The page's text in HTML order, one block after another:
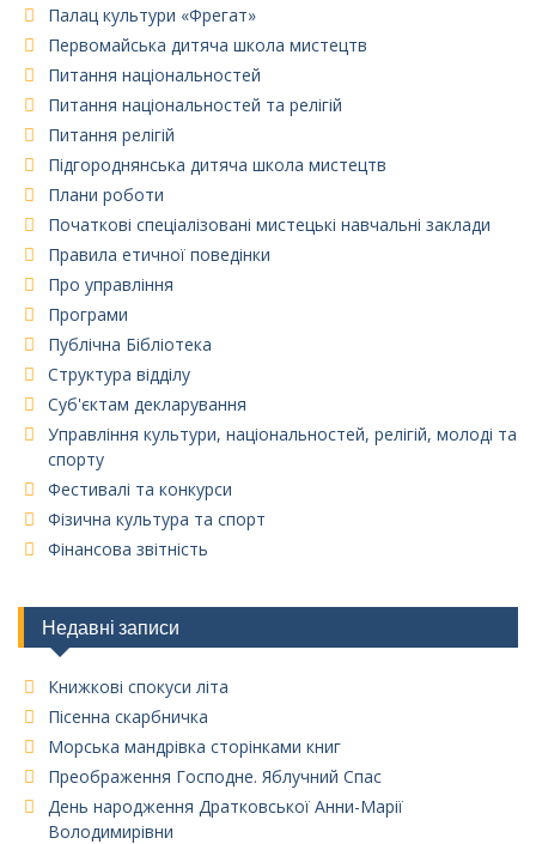
Палац культури «Фрегат»
Первомайська дитяча школа мистецтв
Питання національностей
Питання національностей та релігій
Питання релігій
Підгороднянська дитяча школа мистецтв
Плани роботи
Початкові спеціалізовані мистецькі навчальні заклади
Правила етичної поведінки
Про управління
Програми
Публічна Бібліотека
Структура відділу
Суб'єктам декларування
Управління культури, національностей, релігій, молоді та
спорту
Фестивалі та конкурси
Фізична культура та спорт
Фінансова звітність
Недавні записи
Книжкові спокуси літа
Пісенна скарбничка
Морська мандрівка сторінками книг
Преображення Господне. Яблучний Спас
День народження Дратковської Анни-Марії
Володимирівни